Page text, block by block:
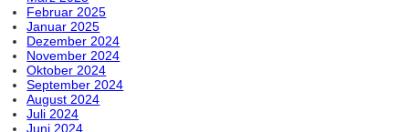
Februar 2025
Januar 2025
Dezember 2024
November 2024
Oktober 2024
September 2024
August 2024
Juli 2024
Juni 2024